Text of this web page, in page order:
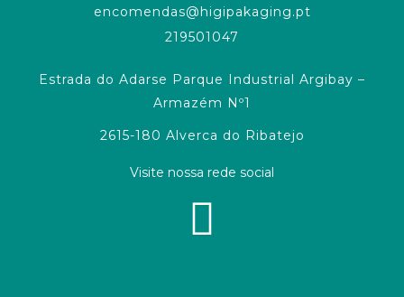
encomendas@higipakaging.pt
219501047
Estrada do Adarse Parque Industrial Argibay –
Armazém Nº1
2615-180 Alverca do Ribatejo
Visite nossa rede social